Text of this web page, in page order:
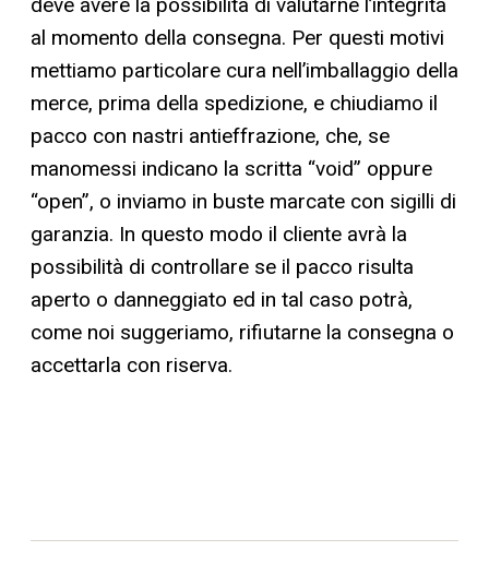
al momento della consegna. Per questi motivi
mettiamo particolare cura nell’imballaggio della
merce, prima della spedizione, e chiudiamo il
pacco con nastri antieffrazione, che, se
manomessi indicano la scritta “void” oppure
“open”, o inviamo in buste marcate con sigilli di
garanzia. In questo modo il cliente avrà la
possibilità di controllare se il pacco risulta
aperto o danneggiato ed in tal caso potrà,
come noi suggeriamo, rifiutarne la consegna o
accettarla con riserva.